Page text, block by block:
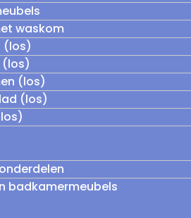
waskom
(los)
(los)
(los)
(los)
badkamermeubels